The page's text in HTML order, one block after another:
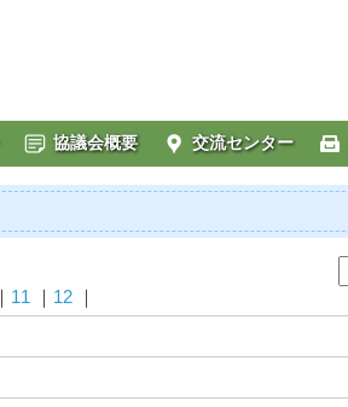
協議会概要 交流センター
11 12